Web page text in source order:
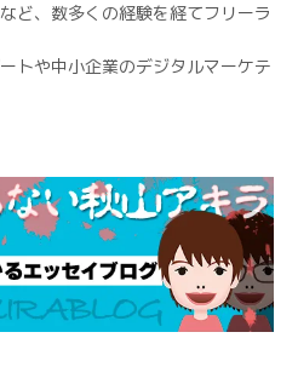
ど、数多くの経験を経てフリーラ
トや中小企業のデジタルマーケテ